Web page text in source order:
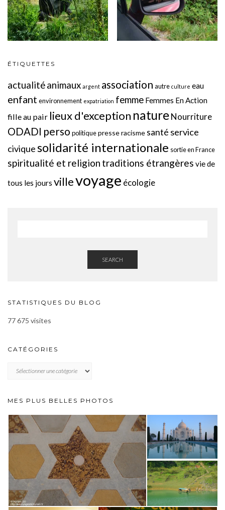
ÉTIQUETTES
actualitéanimaux argent association autre culture eau
enfant environnement expatriation femme Femmes En Action
fille au pair lieux d'exception natureNourriture
ODADI perso politiquepresseracisme santé service
civiquesolidarité internationale sortie en France
spiritualité et religion traditions étrangères vie de
tous les jours villevoyage écologie
SEARCH
STATISTIQUES DU BLOG
77 675 visites
CATÉGORIES
MES PLUS BELLES PHOTOS